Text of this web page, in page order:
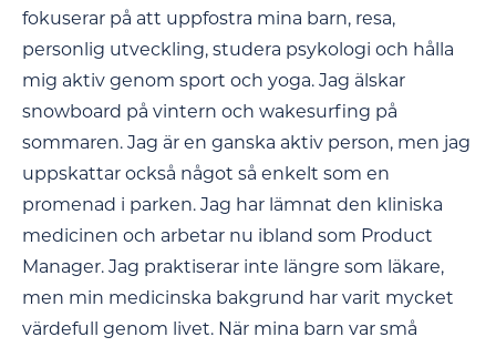
fokuserar på att uppfostra mina barn, resa,
personlig utveckling, studera psykologi och hålla
mig aktiv genom sport och yoga. Jag älskar
snowboard på vintern och wakesurfing på
sommaren. Jag är en ganska aktiv person, men jag
uppskattar också något så enkelt som en
promenad i parken. Jag har lämnat den kliniska
medicinen och arbetar nu ibland som Product
Manager. Jag praktiserar inte längre som läkare,
men min medicinska bakgrund har varit mycket
värdefull genom livet. När mina barn var små